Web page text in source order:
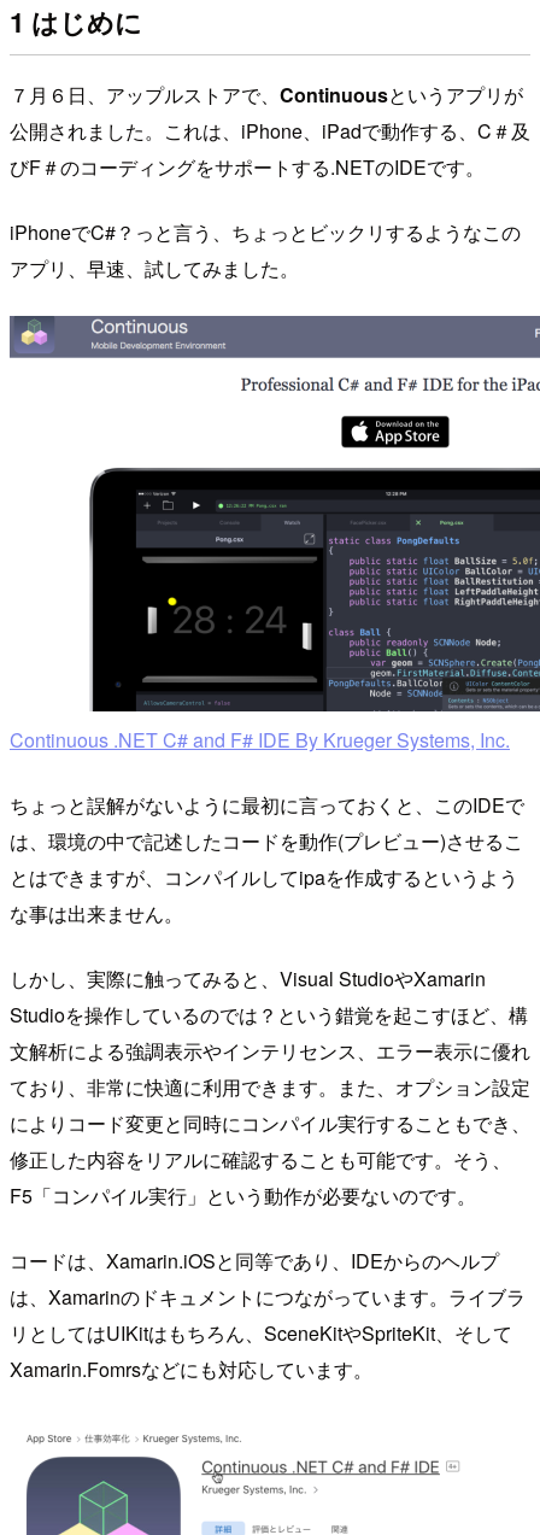
1 はじめに
７月６日、アップルストアで、 Continuousというアプリが
公開されました。これは、iPhone、iPadで動作する、C＃及
びF＃のコーディングをサポートする.NETのIDEです。
iPhoneでC#？っと言う、ちょっとビックリするようなこの
アプリ、早速、試してみました。
Continuous .NET C# and F# IDE By Krueger Systems, Inc.
ちょっと誤解がないように最初に言っておくと、このIDEで
は、環境の中で記述したコードを動作(プレビュー)させるこ
とはできますが、コンパイルしてipaを作成するというよう
な事は出来ません。
しかし、実際に触ってみると、Visual StudioやXamarin
Studioを操作しているのでは？という錯覚を起こすほど、構
文解析による強調表示やインテリセンス、エラー表示に優れ
ており、非常に快適に利用できます。また、オプション設定
によりコード変更と同時にコンパイル実行することもでき、
修正した内容をリアルに確認することも可能です。そう、
F5「コンパイル実行」という動作が必要ないのです。
コードは、Xamarin.iOSと同等であり、IDEからのヘルプ
は、Xamarinのドキュメントにつながっています。ライブラ
リとしてはUIKitはもちろん、SceneKitやSpriteKit、そして
Xamarin.Fomrsなどにも対応しています。